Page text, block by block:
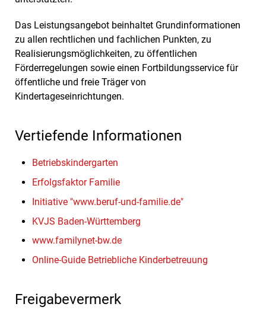
Das Leistungsangebot beinhaltet Grundinformationen
zu allen rechtlichen und fachlichen Punkten, zu
Realisierungsmöglichkeiten, zu öffentlichen
Förderregelungen sowie einen Fortbildungsservice für
öffentliche und freie Träger von
Kindertageseinrichtungen.
Vertiefende Informationen
Betriebskindergarten
Erfolgsfaktor Familie
Initiative "www.beruf-und-familie.de"
KVJS Baden-Württemberg
www.familynet-bw.de
Online-Guide Betriebliche Kinderbetreuung
Freigabevermerk